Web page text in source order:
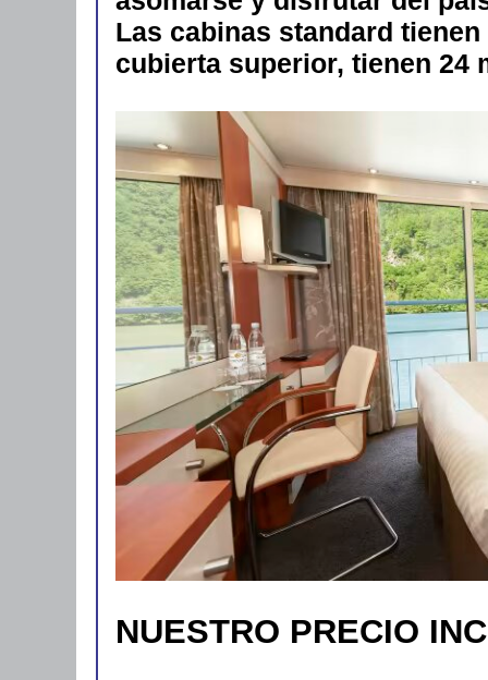
Las cabinas standard
cubierta superior, tienen 24
NUESTRO PRECIO